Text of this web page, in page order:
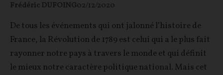
Frédéric DUFOING02/12/2020
De tous les événements qui ont jalonné l’histoire de
France, la Révolution de 1789 est celui qui a le plus fait
rayonner notre pays à travers le monde et qui définit
le mieux notre caractère politique national. Mais cet